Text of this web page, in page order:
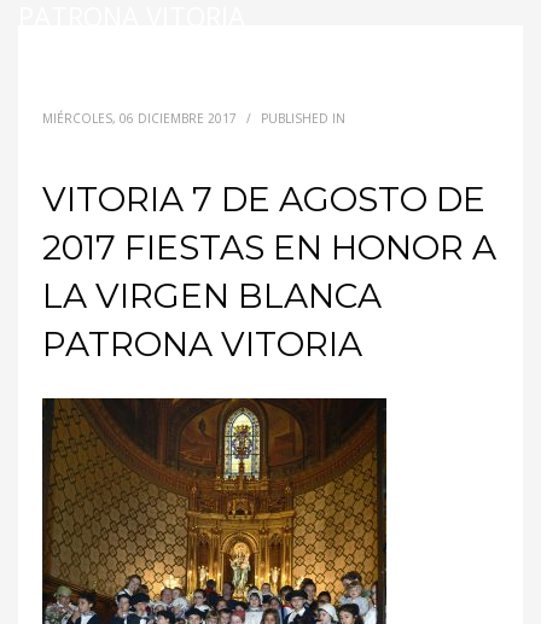
MIÉRCOLES, 06 DICIEMBRE 2017 / PUBLISHED IN
VITORIA 7 DE AGOSTO DE
2017 FIESTAS EN HONOR A
LA VIRGEN BLANCA
PATRONA VITORIA